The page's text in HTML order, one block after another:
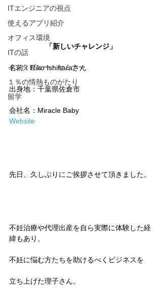
ITエンジニアの視点
使えるアプリ紹介
オフィス環境
ITの話
インタビュー・セミナー
１％の情熱ものがたり
留学
「新しいチャレンジ」
名前：Riko Ishiharaさん
出身地：千葉県佐倉市
会社名：Miracle Baby
Website
先日、久しぶりにご挨拶させて頂きました。
不妊治療や代理出産を自ら実際に体験した経
緯もあり、
不妊に悩む方たちを助けるべくビジネスを
立ち上げた理子さん。